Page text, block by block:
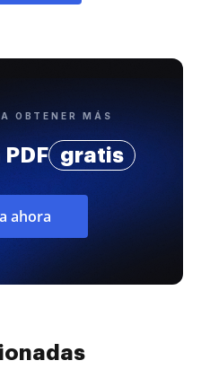
OBTENER MÁS
gratis
ahora